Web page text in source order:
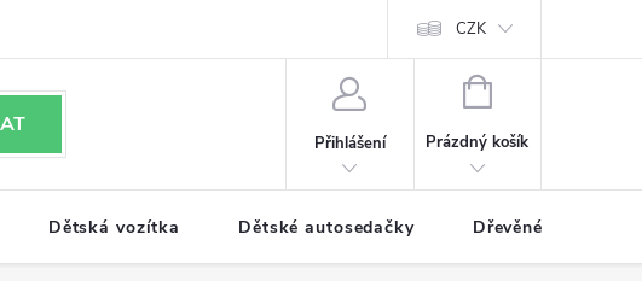
CZK
Přihlášení
NÁKUPNÍ
Prázdný košík
Dětská vozítka Dětské autosedačky Dřevěné hračky